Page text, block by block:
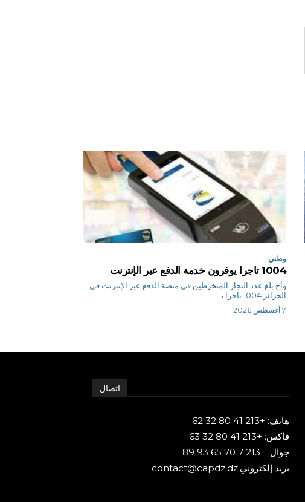
وطني
1004 تاجرا يوفرون خدمة الدفع عبر الإنترنت
وأج بلغ عدد التجار المنخرطين في منصة الدفع عبر الإنترنت في
الجزائر 1004 تاجرا ،...
7 أغسطس 2026
اتصال
هاتف: +213 41 80 32 62
فاكس: +213 41 80 32 63
جوال: +213 7 70 65 93 89
بريد إلكتروني:contact@capdz.dz